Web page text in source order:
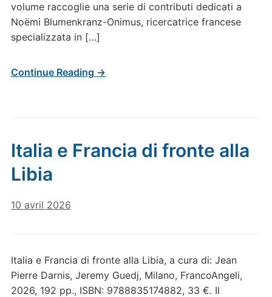
volume raccoglie una serie di contributi dedicati a
Noëmi Blumenkranz-Onimus, ricercatrice francese
specializzata in […]
Continue Reading →
Italia e Francia di fronte alla
Libia
10 avril 2026
Italia e Francia di fronte alla Libia, a cura di: Jean
Pierre Darnis, Jeremy Guedj, Milano, FrancoAngeli,
2026, 192 pp., ISBN: 9788835174882, 33 €. Il